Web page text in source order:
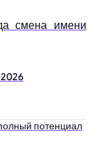
смена имени
потенциал